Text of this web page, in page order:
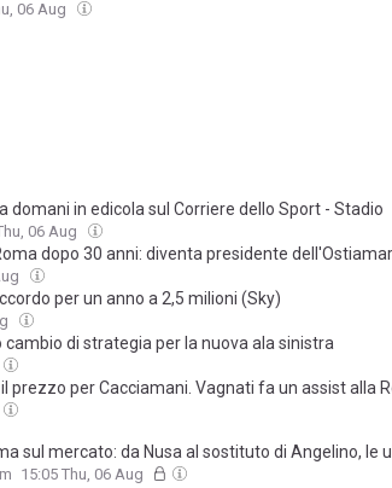
06 Aug
domani in edicola sul Corriere dello Sport - Stadio
06 Aug
dopo 30 anni: diventa presidente
per un anno a 2,5 milioni (Sky)
di strategia per la nuova ala sinistra
prezzo per Cacciamani. Vagnati fa un assist alla
sul mercato: da Nusa al sostituto di Angelino, le
15:05 Thu, 06 Aug